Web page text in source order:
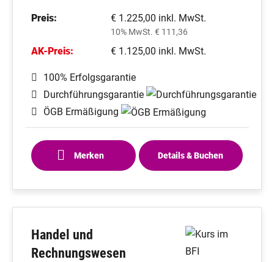
Preis: € 1.225,00 inkl. MwSt.
10% MwSt. € 111,36
AK-Preis: € 1.125,00 inkl. MwSt.
100% Erfolgsgarantie
Durchführungsgarantie
ÖGB Ermäßigung
Merken Details & Buchen
Handel und
Rechnungswesen